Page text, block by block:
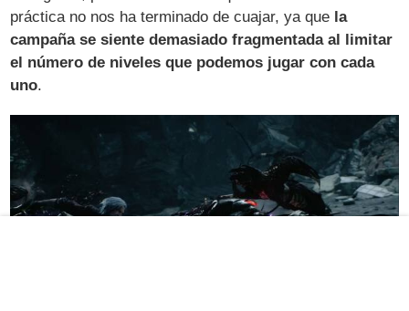
práctica no nos ha terminado de cuajar, ya que la
campaña se siente demasiado fragmentada al limitar
el número de niveles que podemos jugar con cada
uno.